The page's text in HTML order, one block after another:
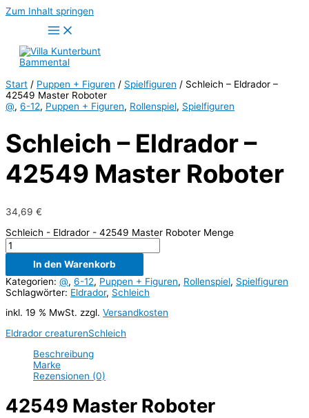
Zum Inhalt springen
Start / Puppen + Figuren / Spielfiguren / Schleich – Eldrador –
42549 Master Roboter
@, 6-12, Puppen + Figuren, Rollenspiel, Spielfiguren
Schleich – Eldrador –
42549 Master Roboter
34,69 €
Schleich - Eldrador - 42549 Master Roboter Menge
In den Warenkorb
Kategorien: @, 6-12, Puppen + Figuren, Rollenspiel, Spielfiguren
Schlagwörter: Eldrador, Schleich
inkl. 19 % MwSt. zzgl. Versandkosten
Eldrador creaturenSchleich
Beschreibung
Marke
Rezensionen (0)
42549 Master Roboter